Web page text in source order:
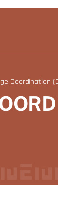
Coordination